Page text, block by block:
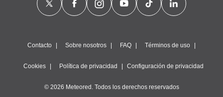
Contacto Sobre nosotros FAQ Términos de uso
Cookies Política de privacidad Configuración de privacidad
© 2026 Meteored. Todos los derechos reservados